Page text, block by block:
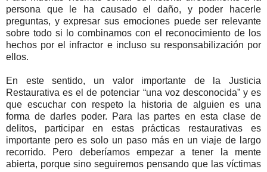
persona que le ha causado el daño, y poder hacerle
preguntas, y expresar sus emociones puede ser relevante
sobre todo si lo combinamos con el reconocimiento de los
hechos por el infractor e incluso su responsabilización por
ellos.
En este sentido, un valor importante de la Justicia
Restaurativa es el de potenciar “una voz desconocida” y es
que escuchar con respeto la historia de alguien es una
forma de darles poder. Para las partes en esta clase de
delitos, participar en estas prácticas restaurativas es
importante pero es solo un paso más en un viaje de largo
recorrido. Pero deberíamos empezar a tener la mente
abierta, porque sino seguiremos pensando que las víctimas